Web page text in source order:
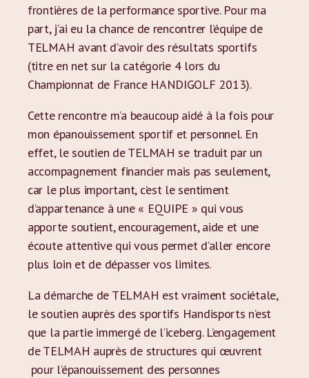
frontières de la performance sportive. Pour ma
part, j’ai eu la chance de rencontrer l’équipe de
TELMAH avant d’avoir des résultats sportifs
(titre en net sur la catégorie 4 lors du
Championnat de France HANDIGOLF 2013).
Cette rencontre m’a beaucoup aidé à la fois pour
mon épanouissement sportif et personnel. En
effet, le soutien de TELMAH se traduit par un
accompagnement financier mais pas seulement,
car le plus important, c’est le sentiment
d’appartenance à une « EQUIPE » qui vous
apporte soutient, encouragement, aide et une
écoute attentive qui vous permet d’aller encore
plus loin et de dépasser vos limites.
La démarche de TELMAH est vraiment sociétale,
le soutien auprès des sportifs Handisports n’est
que la partie immergé de l’iceberg. L’engagement
de TELMAH auprès de structures qui œuvrent
pour l’épanouissement des personnes